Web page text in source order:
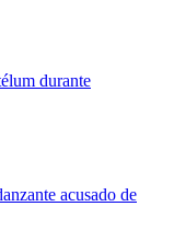
durante
acusado de